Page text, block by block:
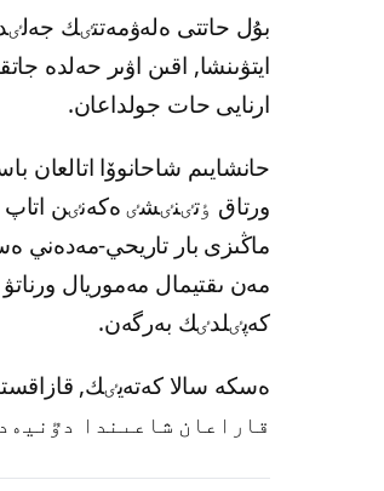
ايتۋىنشا, اقىن اۋىر حەلدە
ارنايى حات جولداعان.
حانشايىم شاحانوۆا
ورتاق ٶتٸنٸشٸ ەكەنٸن
ماڭىزى بار تاريحي-
مەن ىقتيمال مەموريال
كەپٸلدٸك بەرگەن.
قاراعان شاعىندا